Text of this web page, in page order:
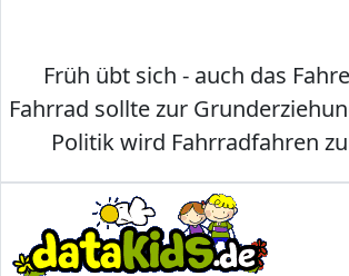
Früh übt sich - auch das
Fahrrad sollte zur
Politik wird Fahrradfahren